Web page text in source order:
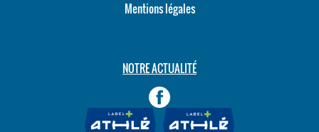
Mentions légales
NOTRE ACTUALITÉ